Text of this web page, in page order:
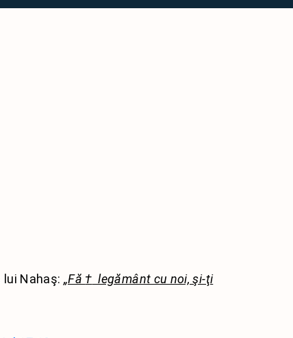
Nahaş: „Fă † legământ cu noi, şi-ţi